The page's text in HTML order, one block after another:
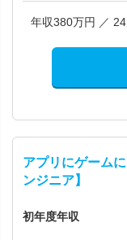
アプリにゲーム
ンジニア】
初年度年収